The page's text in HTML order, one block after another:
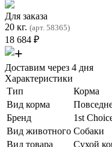
Для заказа
20 кг. (арт. 58365)
18 684 ₽
Доставим через 4 дня
Характеристики
Тип
Корма
Вид корма
Бренд
1st
Вид животного Собаки
Вид товара
Сухой